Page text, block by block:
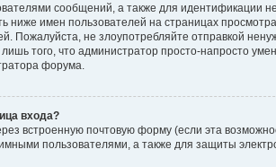
сообщений, а также для идентификации
имен пользователей на страницах
Пожалуйста, не злоупотребляйте отправкой
того, что администратор просто-напросто
форума.
входа?
встроенную почтовую форму (если эта
пользователями, а также для защиты